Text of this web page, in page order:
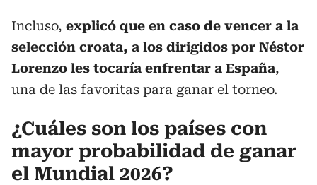
Incluso, explicó que en caso de vencer a la
selección croata, a los dirigidos por Néstor
Lorenzo les tocaría enfrentar a España,
una de las favoritas para ganar el torneo.
¿Cuáles son los países con
mayor probabilidad de ganar
el Mundial 2026?